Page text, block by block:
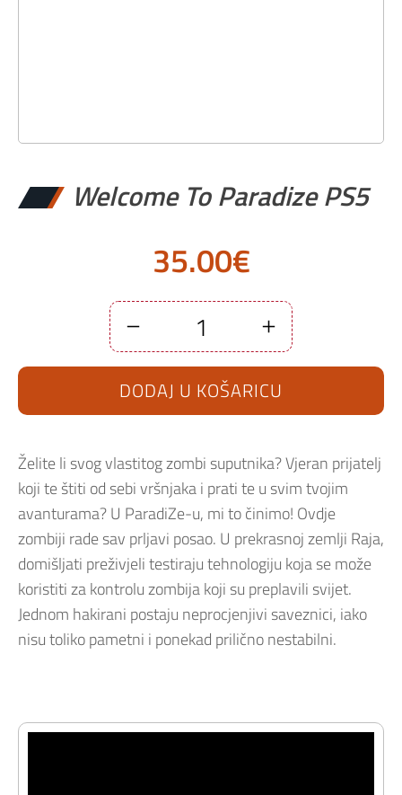
Welcome To Paradize PS5
35.00€
To
Paradize
količina
DODAJ U KOŠARICU
Želite li svog vlastitog zombi suputnika? Vjeran prijatelj
koji te štiti od sebi vršnjaka i prati te u svim tvojim
avanturama? U ParadiZe-u, mi to činimo! Ovdje
zombiji rade sav prljavi posao. U prekrasnoj zemlji Raja,
domišljati preživjeli testiraju tehnologiju koja se može
koristiti za kontrolu zombija koji su preplavili svijet.
Jednom hakirani postaju neprocjenjivi saveznici, iako
nisu toliko pametni i ponekad prilično nestabilni.